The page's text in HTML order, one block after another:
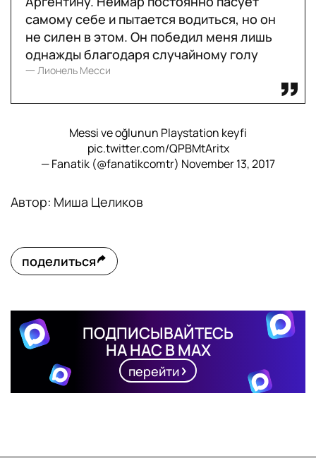
самому себе и пытается водиться, но он
не силен в этом. Он победил меня лишь
однажды благодаря случайному голу
一 Лионель Месси
Messi ve oğlunun Playstation keyfi
pic.twitter.com/QPBMtAritx
— Fanatik (@fanatikcomtr) November 13, 2017
Автор: Миша Целиков
поделиться
ПОДПИСЫВАЙТЕСЬ
НА НАС В MAX
перейти